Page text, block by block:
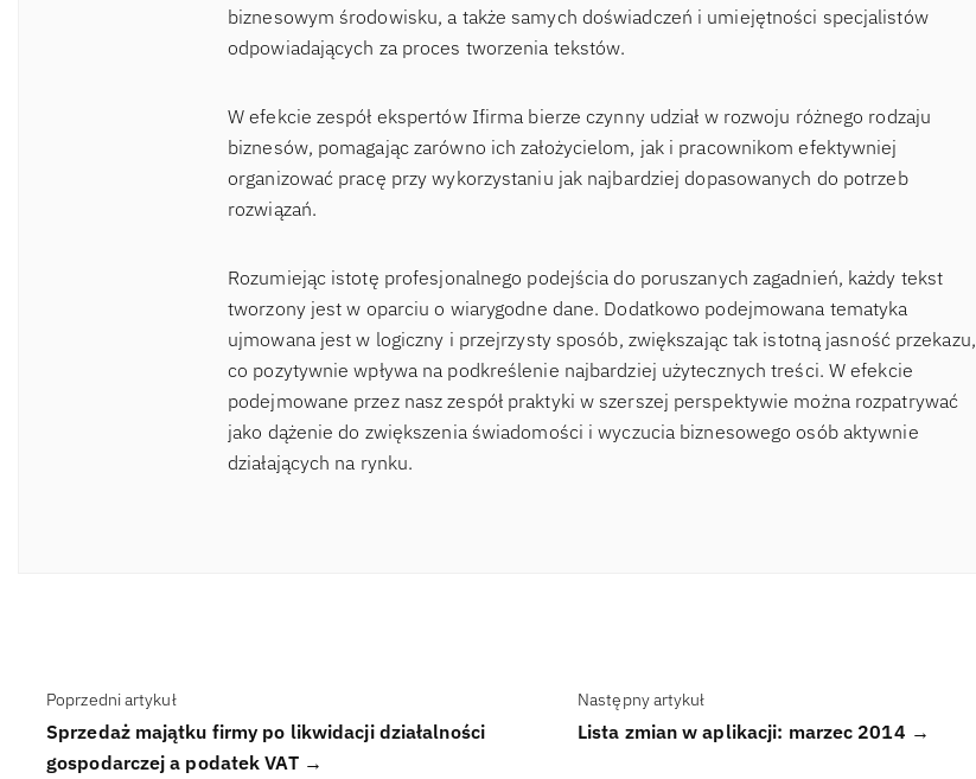
biznesowym środowisku, a także samych doświadczeń i umiejętności specjalistów
odpowiadających za proces tworzenia tekstów.
W efekcie zespół ekspertów Ifirma bierze czynny udział w rozwoju różnego rodzaju
biznesów, pomagając zarówno ich założycielom, jak i pracownikom efektywniej
organizować pracę przy wykorzystaniu jak najbardziej dopasowanych do potrzeb
rozwiązań.
Rozumiejąc istotę profesjonalnego podejścia do poruszanych zagadnień, każdy tekst
tworzony jest w oparciu o wiarygodne dane. Dodatkowo podejmowana tematyka
ujmowana jest w logiczny i przejrzysty sposób, zwiększając tak istotną jasność przekazu,
co pozytywnie wpływa na podkreślenie najbardziej użytecznych treści. W efekcie
podejmowane przez nasz zespół praktyki w szerszej perspektywie można rozpatrywać
jako dążenie do zwiększenia świadomości i wyczucia biznesowego osób aktywnie
działających na rynku.
Poprzedni artykuł
Sprzedaż majątku firmy po likwidacji działalności
gospodarczej a podatek VAT →
Następny artykuł
Lista zmian w aplikacji: marzec 2014 →